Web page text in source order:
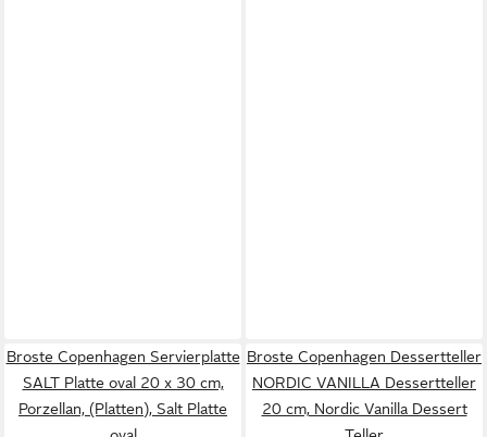
Broste Copenhagen Servierplatte
SALT Platte oval 20 x 30 cm,
Porzellan, (Platten), Salt Platte
Broste Copenhagen Dessertteller
NORDIC VANILLA Dessertteller
20 cm, Nordic Vanilla Dessert